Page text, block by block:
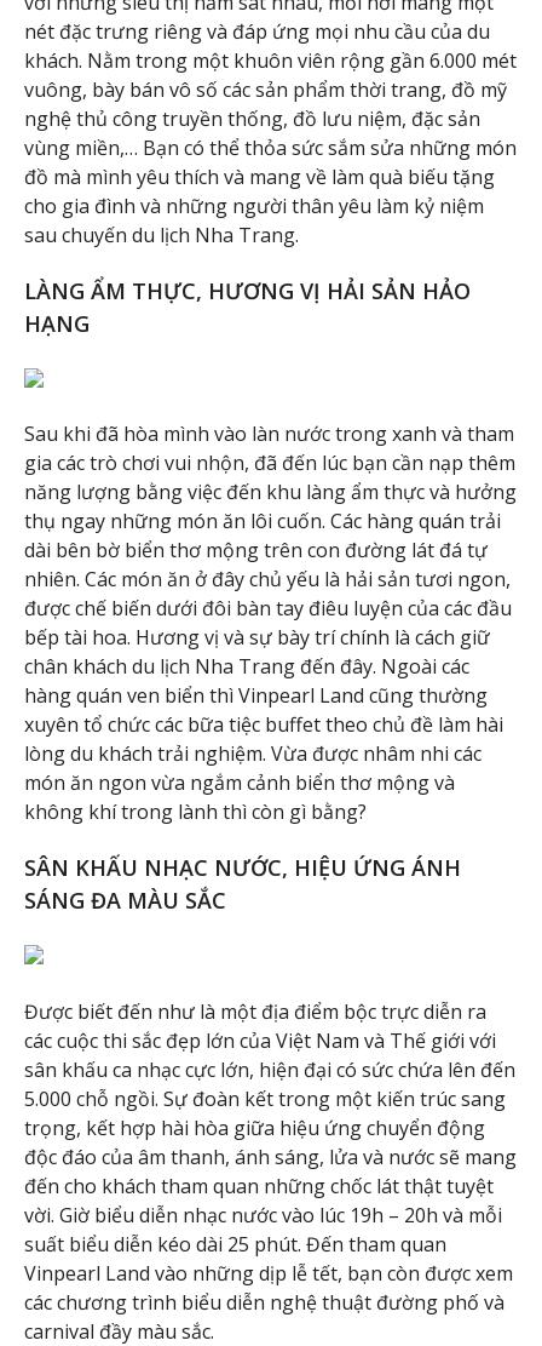
nét đặc trưng riêng và đáp ứng mọi nhu cầu của du
khách. Nằm trong một khuôn viên rộng gần 6.000 mét
vuông, bày bán vô số các sản phẩm thời trang, đồ mỹ
nghệ thủ công truyền thống, đồ lưu niệm, đặc sản
vùng miền,… Bạn có thể thỏa sức sắm sửa những món
đồ mà mình yêu thích và mang về làm quà biếu tặng
cho gia đình và những người thân yêu làm kỷ niệm
sau chuyến du lịch Nha Trang.
LÀNG ẨM THỰC, HƯƠNG VỊ HẢI SẢN HẢO
HẠNG
Sau khi đã hòa mình vào làn nước trong xanh và tham
gia các trò chơi vui nhộn, đã đến lúc bạn cần nạp thêm
năng lượng bằng việc đến khu làng ẩm thực và hưởng
thụ ngay những món ăn lôi cuốn. Các hàng quán trải
dài bên bờ biển thơ mộng trên con đường lát đá tự
nhiên. Các món ăn ở đây chủ yếu là hải sản tươi ngon,
được chế biến dưới đôi bàn tay điêu luyện của các đầu
bếp tài hoa. Hương vị và sự bày trí chính là cách giữ
chân khách du lịch Nha Trang đến đây. Ngoài các
hàng quán ven biển thì Vinpearl Land cũng thường
xuyên tổ chức các bữa tiệc buffet theo chủ đề làm hài
lòng du khách trải nghiệm. Vừa được nhâm nhi các
món ăn ngon vừa ngắm cảnh biển thơ mộng và
không khí trong lành thì còn gì bằng?
SÂN KHẤU NHẠC NƯỚC, HIỆU ỨNG ÁNH
SÁNG ĐA MÀU SẮC
Được biết đến như là một địa điểm bộc trực diễn ra
các cuộc thi sắc đẹp lớn của Việt Nam và Thế giới với
sân khấu ca nhạc cực lớn, hiện đại có sức chứa lên đến
5.000 chỗ ngồi. Sự đoàn kết trong một kiến trúc sang
trọng, kết hợp hài hòa giữa hiệu ứng chuyển động
độc đáo của âm thanh, ánh sáng, lửa và nước sẽ mang
đến cho khách tham quan những chốc lát thật tuyệt
vời. Giờ biểu diễn nhạc nước vào lúc 19h – 20h và mỗi
suất biểu diễn kéo dài 25 phút. Đến tham quan
Vinpearl Land vào những dịp lễ tết, bạn còn được xem
các chương trình biểu diễn nghệ thuật đường phố và
carnival đầy màu sắc.